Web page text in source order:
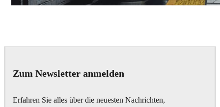
Zum Newsletter anmelden
Erfahren Sie alles über die neuesten Nachrichten,